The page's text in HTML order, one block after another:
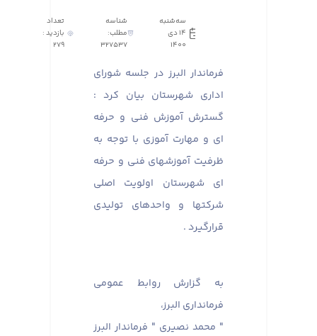
سه‌شنبه
14 دی
1400
شناسه
مطلب:
327537
تعداد
بازدید :
279
فرماندار البرز در جلسه شورای
اداری شهرستان بیان کرد :
گسترش آموزش فنی و حرفه
ای و مهارت آموزی با توجه به
ظرفیت آموزشهای فنی و حرفه
ای شهرستان اولویت اصلی
شرکتها و واحدهای تولیدی
قرارگیرد .
به گزارش روابط عمومی
فرمانداری البرز،
" محمد نصیری " فرماندار البرز